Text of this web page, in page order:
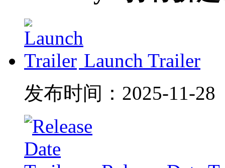
Launch Trailer
发布时间： 2025-11-28